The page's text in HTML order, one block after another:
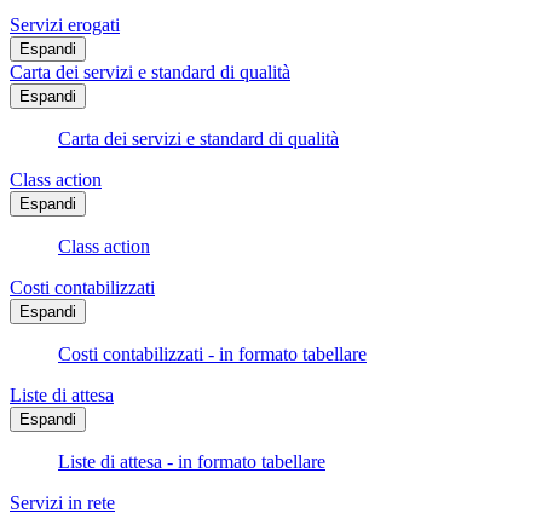
Servizi erogati
Espandi
Carta dei servizi e standard di qualità
Espandi
Carta dei servizi e standard di qualità
Class action
Espandi
Class action
Costi contabilizzati
Espandi
Costi contabilizzati - in formato tabellare
Liste di attesa
Espandi
Liste di attesa - in formato tabellare
Servizi in rete